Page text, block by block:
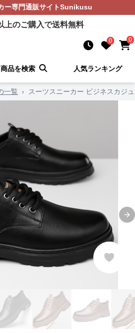
ー専門通販サイトSunikusu
上のご購入で送料無料
0 0
商品を検索 人気ランキング
一覧 › スーツスニーカー ビジネスカジ